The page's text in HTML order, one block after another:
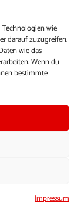
wie
darauf zuzugreifen.
wie das
Wenn du
bestimmte
Impressum
und
musst
ein